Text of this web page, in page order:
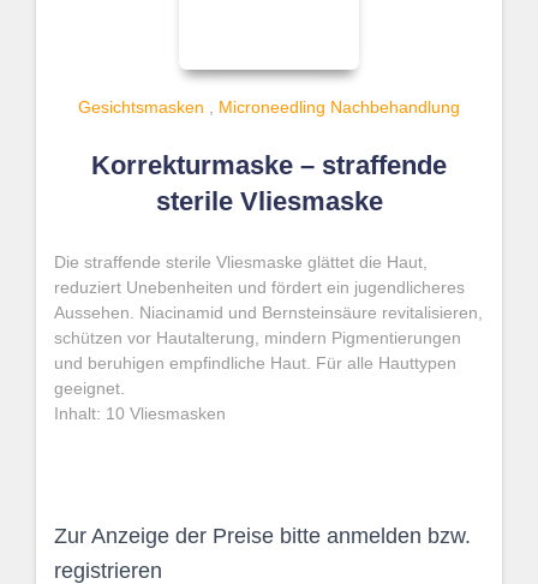
Gesichtsmasken Microneedling Nachbehandlung
Korrekturmaske – straffende
sterile Vliesmaske
Die straffende sterile Vliesmaske glättet die Haut,
reduziert Unebenheiten und fördert ein jugendlicheres
Aussehen. Niacinamid und Bernsteinsäure revitalisieren,
schützen vor Hautalterung, mindern Pigmentierungen
und beruhigen empfindliche Haut. Für alle Hauttypen
geeignet.
Inhalt: 10 Vliesmasken
Zur Anzeige der Preise bitte anmelden bzw.
registrieren